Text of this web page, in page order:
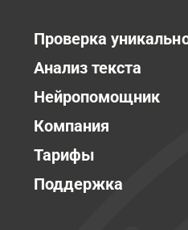
Проверка
Анализ текста
Нейропомощник
Компания
Тарифы
Поддержка